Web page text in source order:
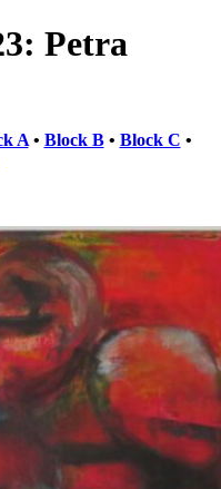
Petra
A• Block B• Block C •